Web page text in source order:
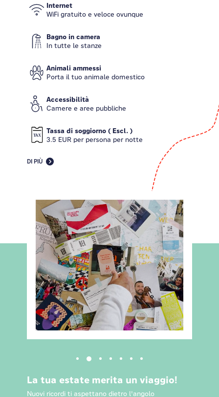
Internet
WiFi gratuito e veloce ovunque
Bagno in camera
In tutte le stanze
Animali ammessi
Porta il tuo animale domestico
Accessibilità
Camere e aree pubbliche
Tassa di soggiorno ( Escl. )
3.5 EUR per persona per notte
DI PIÙ
La tua estate merita un viaggio!
Nuovi ricordi ti aspettano dietro l'angolo